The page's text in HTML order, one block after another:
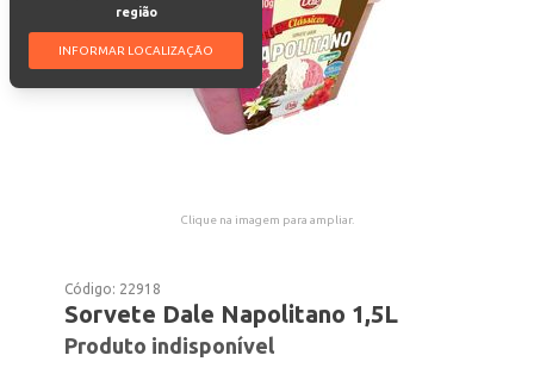
região
INFORMAR LOCALIZAÇÃO
Clique na imagem para ampliar.
Código: 22918
Sorvete Dale Napolitano 1,5L
Produto indisponível